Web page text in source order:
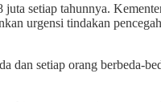
setiap tahunnya.
urgensi tindakan
setiap orang berbeda-